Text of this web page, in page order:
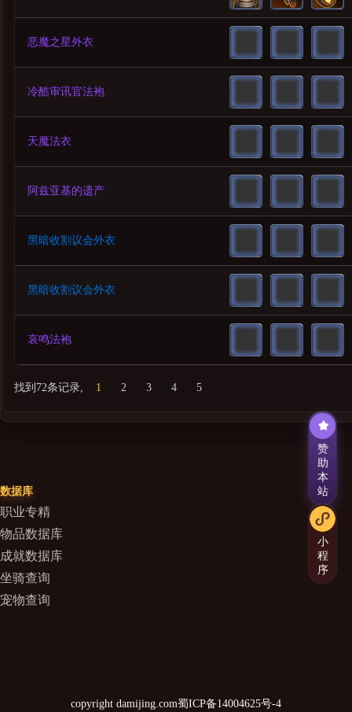
恶魔之星外衣
冷酷审讯官法袍
天魔法衣
阿兹亚基的遗产
黑暗收割议会外衣
黑暗收割议会外衣
哀鸣法袍
找到72条记录, 1 2 3 4 5
数据库
职业专精
物品数据库
成就数据库
坐骑查询
宠物查询
copyright damijing.com蜀ICP备14004625号-4
赞
助
本
站
小
程
序